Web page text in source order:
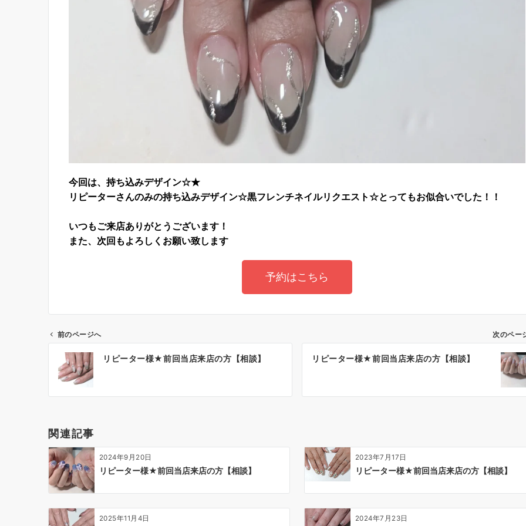
今回は、持ち込みデザイン☆★
リピーターさんのみの持ち込みデザイン☆黒フレンチネイルリクエスト☆とってもお似合いでした！！
いつもご来店ありがとうございます！
また、次回もよろしくお願い致します
予約はこちら
前のページへ
リピーター様★前回当店来店の方【相談】
次のペー
リピーター様★前回当店来店の方【相談】
関連記事
2024年9月20日
リピーター様★前回当店来店の方【相談】
2023年7月17日
リピーター様★前回当店来店の方【相談】
2025年11月4日 2024年7月23日